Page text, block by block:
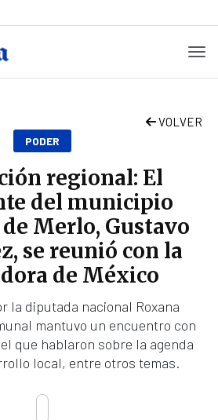
VOLVER
PODER
regional: El
del municipio
Merlo, Gustavo
se reunió con la
de México
la diputada nacional Roxana
mantuvo un encuentro con
que hablaron sobre la agenda
local, entre otros temas.